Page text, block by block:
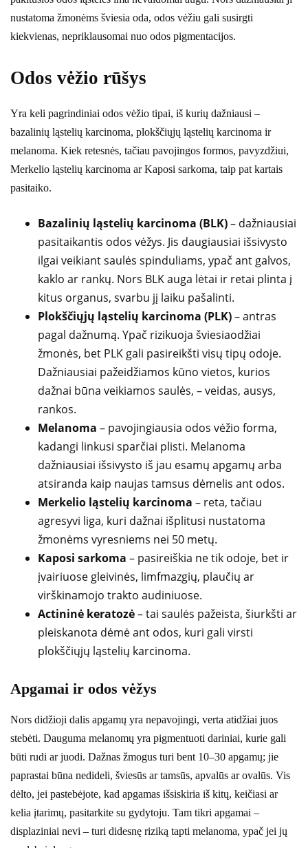
nustatoma žmonėms šviesia oda, odos vėžiu gali susirgti
kiekvienas, nepriklausomai nuo odos pigmentacijos.
Odos vėžio rūšys
Yra keli pagrindiniai odos vėžio tipai, iš kurių dažniausi –
bazalinių ląstelių karcinoma, plokščiųjų ląstelių karcinoma ir
melanoma. Kiek retesnės, tačiau pavojingos formos, pavyzdžiui,
Merkelio ląstelių karcinoma ar Kaposi sarkoma, taip pat kartais
pasitaiko.
Bazalinių ląstelių karcinoma (BLK)– dažniausiai
pasitaikantis odos vėžys. Jis daugiausiai išsivysto
ilgai veikiant saulės spinduliams, ypač ant galvos,
kaklo ar rankų. Nors BLK auga lėtai ir retai plinta į
kitus organus, svarbu jį laiku pašalinti.
Plokščiųjų ląstelių karcinoma (PLK)– antras
pagal dažnumą. Ypač rizikuoja šviesiaodžiai
žmonės, bet PLK gali pasireikšti visų tipų odoje.
Dažniausiai pažeidžiamos kūno vietos, kurios
dažnai būna veikiamos saulės, – veidas, ausys,
rankos.
Melanoma – pavojingiausia odos vėžio forma,
kadangi linkusi sparčiai plisti. Melanoma
dažniausiai išsivysto iš jau esamų apgamų arba
atsiranda kaip naujas tamsus dėmelis ant odos.
Merkelio ląstelių karcinoma – reta, tačiau
agresyvi liga, kuri dažnai išplitusi nustatoma
žmonėms vyresniems nei 50 metų.
Kaposi sarkoma – pasireiškia ne tik odoje, bet ir
įvairiuose gleivinės, limfmazgių, plaučių ar
virškinamojo trakto audiniuose.
Actininė keratozė– tai saulės pažeista, šiurkšti ar
pleiskanota dėmė ant odos, kuri gali virsti
plokščiųjų ląstelių karcinoma.
Apgamai ir odos vėžys
Nors didžioji dalis apgamų yra nepavojingi, verta atidžiai juos
stebėti. Dauguma melanomų yra pigmentuoti dariniai, kurie gali
būti rudi ar juodi. Dažnas žmogus turi bent 10–30 apgamų; jie
paprastai būna nedideli, šviesūs ar tamsūs, apvalūs ar ovalūs. Vis
dėlto, jei pastebėjote, kad apgamas išsiskiria iš kitų, keičiasi ar
kelia įtarimų, pasitarkite su gydytoju. Tam tikri apgamai –
displaziniai nevi – turi didesnę riziką tapti melanoma, ypač jei jų